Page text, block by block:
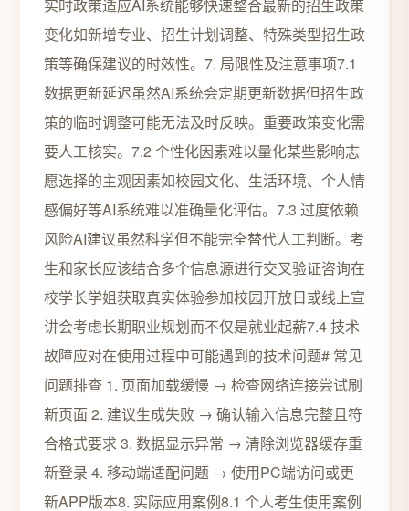
实时政策适应AI系统能够快速整合最新的招生政策
变化如新增专业、招生计划调整、特殊类型招生政
策等确保建议的时效性。7. 局限性及注意事项7.1
数据更新延迟虽然AI系统会定期更新数据但招生政
策的临时调整可能无法及时反映。重要政策变化需
要人工核实。7.2 个性化因素难以量化某些影响志
愿选择的主观因素如校园文化、生活环境、个人情
感偏好等AI系统难以准确量化评估。7.3 过度依赖
风险AI建议虽然科学但不能完全替代人工判断。考
生和家长应该结合多个信息源进行交叉验证咨询在
校学长学姐获取真实体验参加校园开放日或线上宣
讲会考虑长期职业规划而不仅是就业起薪7.4 技术
故障应对在使用过程中可能遇到的技术问题# 常见
问题排查 1. 页面加载缓慢 → 检查网络连接尝试刷
新页面 2. 建议生成失败 → 确认输入信息完整且符
合格式要求 3. 数据显示异常 → 清除浏览器缓存重
新登录 4. 移动端适配问题 → 使用PC端访问或更
新APP版本8. 实际应用案例8.1 个人考生使用案例